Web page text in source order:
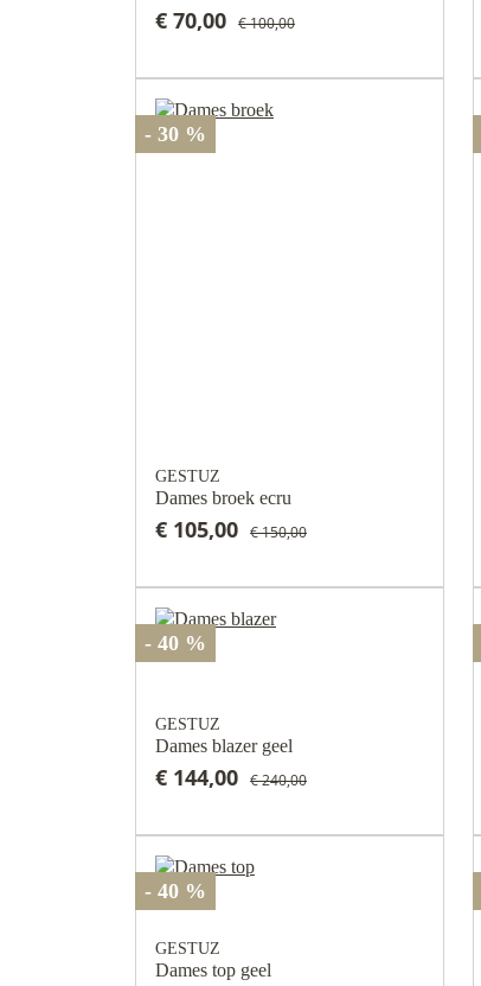
€ 70,00 € 100,00
- 30 %
GESTUZ
Dames broek ecru
€ 105,00 € 150,00
- 40 %
GESTUZ
Dames blazer geel
€ 144,00 € 240,00
- 40 %
GESTUZ
Dames top geel